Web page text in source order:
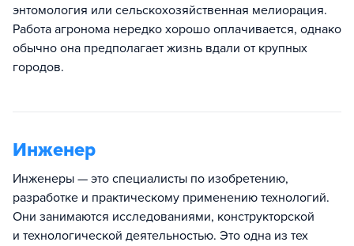
энтомология или сельскохозяйственная мелиорация.
Работа агронома нередко хорошо оплачивается, однако
обычно она предполагает жизнь вдали от крупных
городов.
Инженер
Инженеры — это специалисты по изобретению,
разработке и практическому применению технологий.
Они занимаются исследованиями, конструкторской
и технологической деятельностью. Это одна из тех